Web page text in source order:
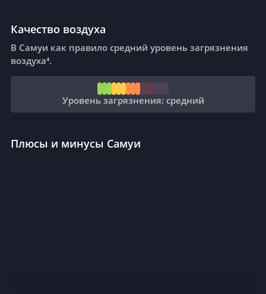
Качество воздуха
В Самуи как правило средний уровень загрязнения
воздуха⁴.
Уровень загрязнения: средний
Плюсы и минусы Самуи